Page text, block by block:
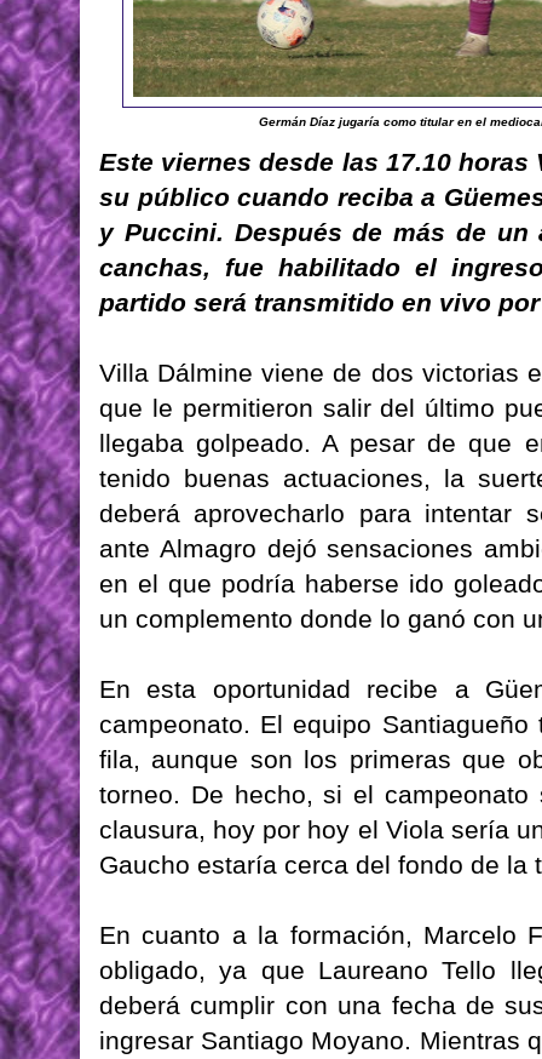
Germán Díaz jugaría como titular en el
Este viernes desde las 17.10
su público cuando reciba a
y Puccini. Después de más de
canchas, fue habilitado el
partido será transmitido en vivo
Villa Dálmine viene de dos victorias
que le permitieron salir del último
llegaba golpeado. A pesar de que
tenido buenas actuaciones, la
deberá aprovecharlo para intentar
ante Almagro dejó sensaciones
en el que podría haberse ido
un complemento donde lo ganó con
En esta oportunidad recibe a
campeonato. El equipo
fila, aunque son los primeras que
torneo. De hecho, si el
clausura, hoy por hoy el Viola sería
Gaucho estaría cerca del fondo de la
En cuanto a la formación, Marcelo
obligado, ya que Laureano Tello
deberá cumplir con una fecha de
ingresar Santiago Moyano. Mientras